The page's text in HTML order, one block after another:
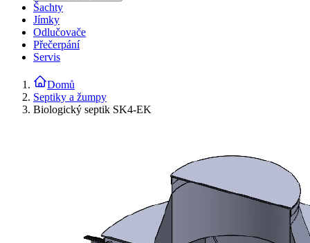
Šachty
Jímky
Odlučovače
Přečerpání
Servis
Domů
Septiky a žumpy
Biologický septik SK4-EK